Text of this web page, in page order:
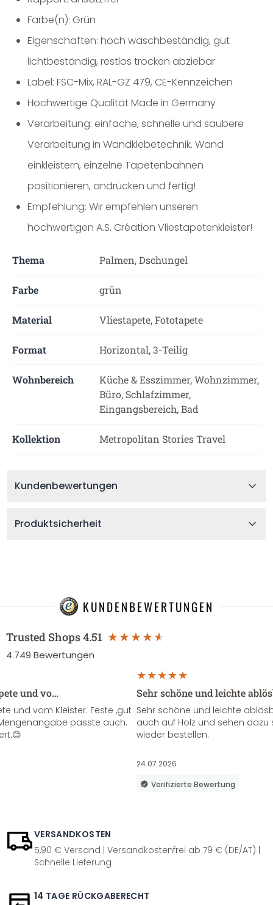
Farbe(n): Grün
Eigenschaften: hoch waschbeständig, gut
lichtbeständig, restlos trocken abziebar
Label: FSC-Mix, RAL-GZ 479, CE-Kennzeichen
Hochwertige Qualität Made in Germany
Verarbeitung: einfache, schnelle und saubere
Verarbeitung in Wandklebetechnik. Wand
einkleistern, einzelne Tapetenbahnen
positionieren, andrücken und fertig!
Empfehlung: Wir empfehlen unseren
hochwertigen A.S. Création Vliestapetenkleister!
Thema Palmen, Dschungel
Farbe grün
Material Vliestapete, Fototapete
Format Horizontal, 3-Teilig
Wohnbereich
Küche & Esszimmer, Wohnzimmer,
Büro, Schlafzimmer,
Eingangsbereich, Bad
Kollektion Metropolitan Stories Travel
Kundenbewertungen
Produktsicherheit
KUNDENBEWERTUNGEN
Trusted Shops4.51
4.749 Bewertungen
und vo…
und vom Kleister. Feste ,gut
passte auch.
Sehr schöne und leichte
Sehr schöne und leichte
auch auf Holz und sehen
wieder bestellen.
24.07.2026
Verifizierte Bewertung
VERSANDKOSTEN
5,90 € Versand | Versandkostenfrei ab 79 € (DE/AT) |
Schnelle Lieferung
14 TAGE RÜCKGABERECHT